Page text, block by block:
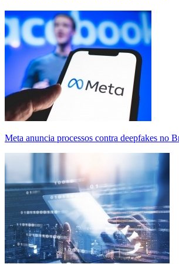
Meta anuncia processos contra deepfakes no